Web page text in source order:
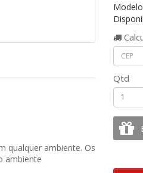
qualquer ambiente. Os
ambiente
Qtd